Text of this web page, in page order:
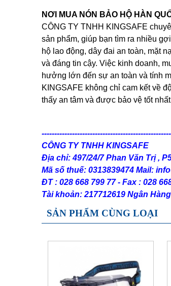
NƠI MUA NÓN BẢO HỘ HÀN
CÔNG TY TNHH KINGSAFE
sản phẩm, giúp bạn tìm ra nhiều
hộ lao động, dây đai an toàn, mặt
và đáng tin cậy. Việc kinh doanh,
hưởng lớn đến sự an toàn và tính
KINGSAFE không chỉ cam kết về
thấy an tâm và được bảo vệ tốt
CÔNG TY TNHH KINGSAFE
Địa chỉ: 497/24/7 Phan Văn Trị ,
Mã số thuế: 0313839474 Mail:
ĐT : 028 668 799 77 - Fax : 028
Tài khoản: 217712619 Ngân
SẢN PHẨM CÙNG LOẠI